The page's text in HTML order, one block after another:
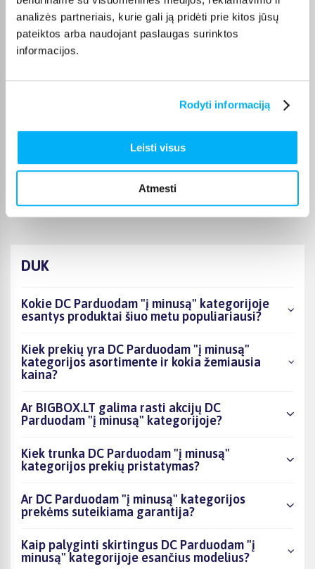
analizės partneriais, kurie gali ją pridėti prie kitos jūsų
pateiktos arba naudojant paslaugas surinktos
informacijos.
Rodyti informaciją
Leisti visus
Atmesti
Pigus pasiūlymas
Puiki kaina ir greitis, viršijo deklaruojamus.
Puiki komunikacija. Pristatymas vėlavo 1 darbo dieną, nes nebuvo
DUK
Kokie DC Parduodam "į minusą" kategorijoje
esantys produktai šiuo metu populiariausi?
Kiek prekių yra DC Parduodam "į minusą"
kategorijos asortimente ir kokia žemiausia
kaina?
Ar BIGBOX.LT galima rasti akcijų DC
Parduodam "į minusą" kategorijoje?
Kiek trunka DC Parduodam "į minusą"
kategorijos prekių pristatymas?
Ar DC Parduodam "į minusą" kategorijos
prekėms suteikiama garantija?
Kaip palyginti skirtingus DC Parduodam "į
minusą" kategorijoje esančius modelius?